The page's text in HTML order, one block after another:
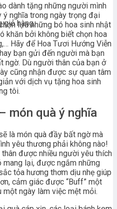
giỏ hàng.
dành tặng những người mình
nghĩa trong ngày trọng đại
lựa những bó hoa sinh nhật
khăn bởi không biết chọn hoa
Hãy để Hoa Tươi Hướng Viễn
bạn gửi đến người mà bạn
ngờ. Dù người thân của bạn ở
cũng nhận được sự quan tâm
với dịch vụ tặng hoa sinh
tôi.
món quà ý nghĩa
là món quà đầy bất ngờ mà
yêu thương phải không nào!
được nhiều người yêu thích
lại, được ngắm những
tỏa hương thơm dịu nhẹ giúp
cảm giác được “Buff” một
ngày làm việc mệt mỏi.